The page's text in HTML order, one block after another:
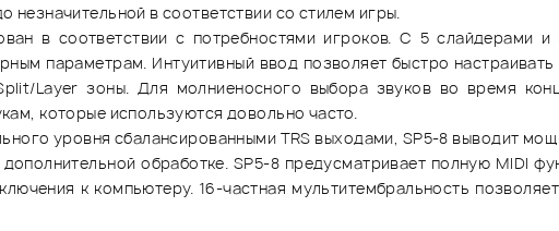
в соответствии со стилем игры.
в соответствии с потребностями игроков. С 5 слайдерами
параметрам. Интуитивный ввод позволяет быстро
Layer зоны. Для молниеносного выбора звуков во время
которые используются довольно часто.
уровня сбалансированными TRS выходами, SP5-8 выводит
обработке. SP5-8 предусматривает полную MIDI
к компьютеру. 16-частная мультитембральность